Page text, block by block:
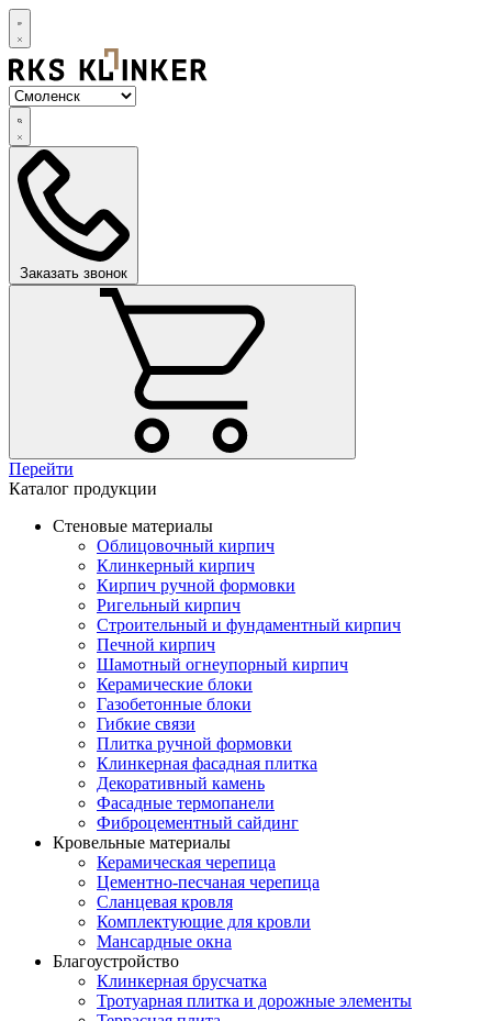
Заказать звонок
Перейти
Каталог продукции
Стеновые материалы
Облицовочный кирпич
Клинкерный кирпич
Кирпич ручной формовки
Ригельный кирпич
Строительный и фундаментный кирпич
Печной кирпич
Шамотный огнеупорный кирпич
Керамические блоки
Газобетонные блоки
Гибкие связи
Плитка ручной формовки
Клинкерная фасадная плитка
Декоративный камень
Фасадные термопанели
Фиброцементный сайдинг
Кровельные материалы
Керамическая черепица
Цементно-песчаная черепица
Сланцевая кровля
Комплектующие для кровли
Мансардные окна
Благоустройство
Клинкерная брусчатка
Тротуарная плитка и дорожные элементы